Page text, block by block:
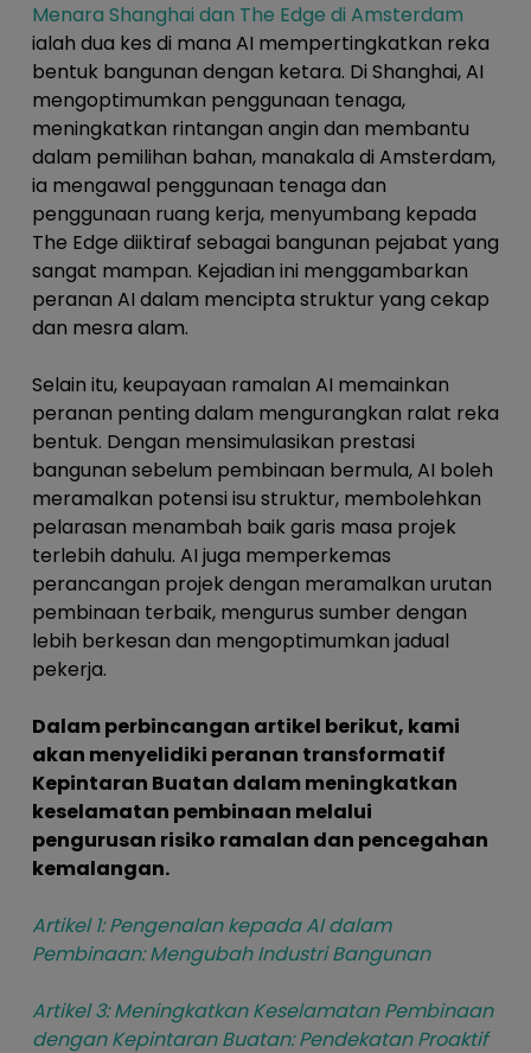
Menara Shanghai dan The Edge di Amsterdam
ialah dua kes di mana AI mempertingkatkan reka
bentuk bangunan dengan ketara. Di Shanghai, AI
mengoptimumkan penggunaan tenaga,
meningkatkan rintangan angin dan membantu
dalam pemilihan bahan, manakala di Amsterdam,
ia mengawal penggunaan tenaga dan
penggunaan ruang kerja, menyumbang kepada
The Edge diiktiraf sebagai bangunan pejabat yang
sangat mampan. Kejadian ini menggambarkan
peranan AI dalam mencipta struktur yang cekap
dan mesra alam.
Selain itu, keupayaan ramalan AI memainkan
peranan penting dalam mengurangkan ralat reka
bentuk. Dengan mensimulasikan prestasi
bangunan sebelum pembinaan bermula, AI boleh
meramalkan potensi isu struktur, membolehkan
pelarasan menambah baik garis masa projek
terlebih dahulu. AI juga memperkemas
perancangan projek dengan meramalkan urutan
pembinaan terbaik, mengurus sumber dengan
lebih berkesan dan mengoptimumkan jadual
pekerja.
Dalam perbincangan artikel berikut, kami
akan menyelidiki peranan transformatif
Kepintaran Buatan dalam meningkatkan
keselamatan pembinaan melalui
pengurusan risiko ramalan dan pencegahan
kemalangan.
Artikel 1: Pengenalan kepada AI dalam
Pembinaan: Mengubah Industri Bangunan
Artikel 3: Meningkatkan Keselamatan Pembinaan
dengan Kepintaran Buatan: Pendekatan Proaktif